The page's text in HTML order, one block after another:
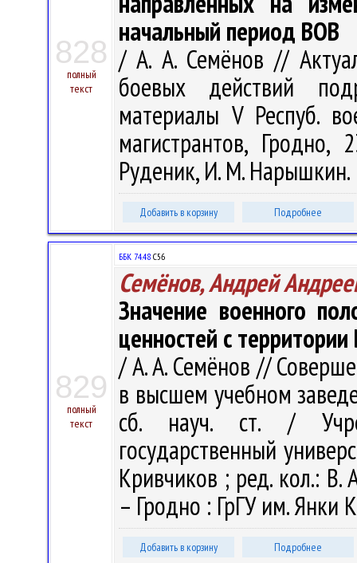
828
полный
текст
начальный период ВОВ
/ А. А. Семёнов //
боевых действий
материалы V Респуб.
магистрантов,
Руденик, И. М. Нарышкин.
Добавить в корзину Подробнее
829
полный
текст
ББК 74.48 С56
Семёнов, Андрей
Значение военного
ценностей с
/ А. А. Семёнов //
в высшем учебном
сб. науч. ст. /
государственный
Кривчиков ; ред. кол.: В.
– Гродно : ГрГУ им. Янки
Добавить в корзину Подробнее